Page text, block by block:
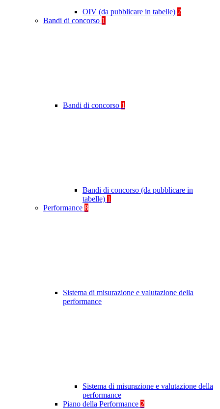
OIV (da pubblicare in tabelle) 2
Bandi di concorso 1
Bandi di concorso 1
Bandi di concorso (da pubblicare in
tabelle) 1
Performance 8
Sistema di misurazione e valutazione della
performance
Sistema di misurazione e valutazione della
performance
Piano della Performance 2